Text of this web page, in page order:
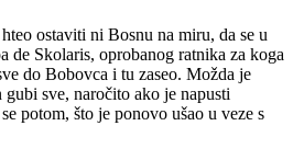
ostaviti ni Bosnu na miru, da se u
de Skolaris, oprobanog ratnika za koga
do Bobovca i tu zaseo. Možda je
sve, naročito ako je napusti
potom, što je ponovo ušao u veze s